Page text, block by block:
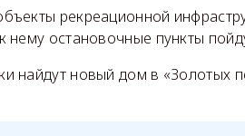
рекреационной
остановочные пункты
найдут новый дом в «Золотых